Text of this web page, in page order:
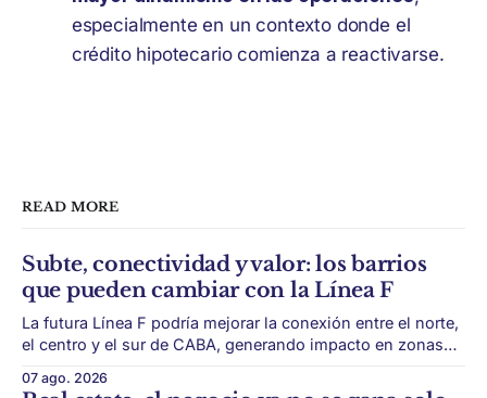
especialmente en un contexto donde el
crédito hipotecario comienza a reactivarse.
READ MORE
Subte, conectividad y valor: los barrios
que pueden cambiar con la Línea F
La futura Línea F podría mejorar la conexión entre el norte,
el centro y el sur de CABA, generando impacto en zonas
transporte puede cambiar el mapa inmobiliario de una
07 ago. 2026